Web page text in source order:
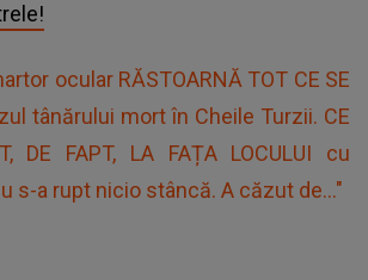
ocular RĂSTOARNĂ TOT CE SE
tânărului mort în Cheile Turzii. CE
DE FAPT, LA FAȚA LOCULUI cu
s-a rupt nicio stâncă. A căzut de..."